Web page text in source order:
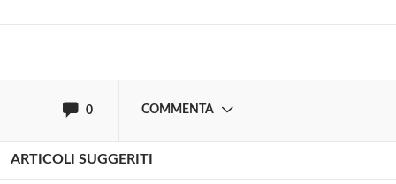
0 COMMENTA
ARTICOLI SUGGERITI